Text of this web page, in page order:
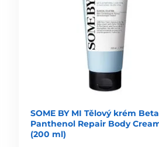
SOME BY MI Tělový krém Beta
Panthenol Repair Body
(200 ml)